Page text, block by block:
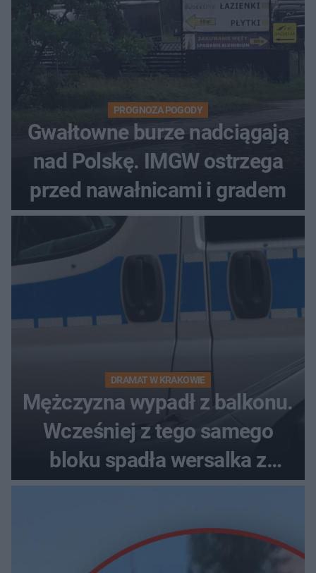
PROGNOZA POGODY
Gwałtowne burze nadciągają
nad Polskę. IMGW ostrzega
przed nawałnicami i gradem
DRAMAT W KRAKOWIE
Mężczyzna wypadł z balkonu.
Wcześniej z tego samego
bloku spadła wersalka z
pościelą